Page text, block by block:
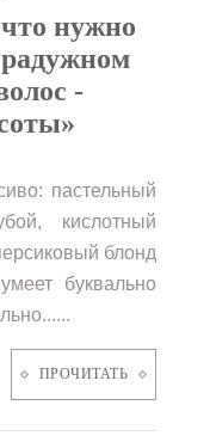
нужно
радужном
-
пастельный
кислотный
блонд
буквально
ПРОЧИТАТЬ